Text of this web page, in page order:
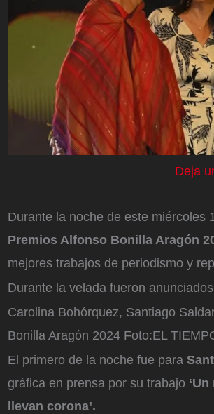
Deja
Durante la noche de este miércoles
Premios Alfonso Bonilla Aragón
mejores trabajos de periodismo y
Durante la velada fueron anunciados
Carolina Bohórquez, Santiago
Bonilla Aragón 2024 Foto:EL
El primero de la noche fue para
gráfica en prensa por su trabajo
llevan corona’.